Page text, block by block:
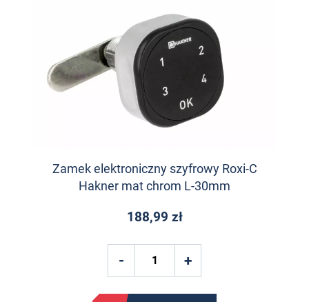
Zamek elektroniczny szyfrowy Roxi-C
Hakner mat chrom L-30mm
188,99 zł